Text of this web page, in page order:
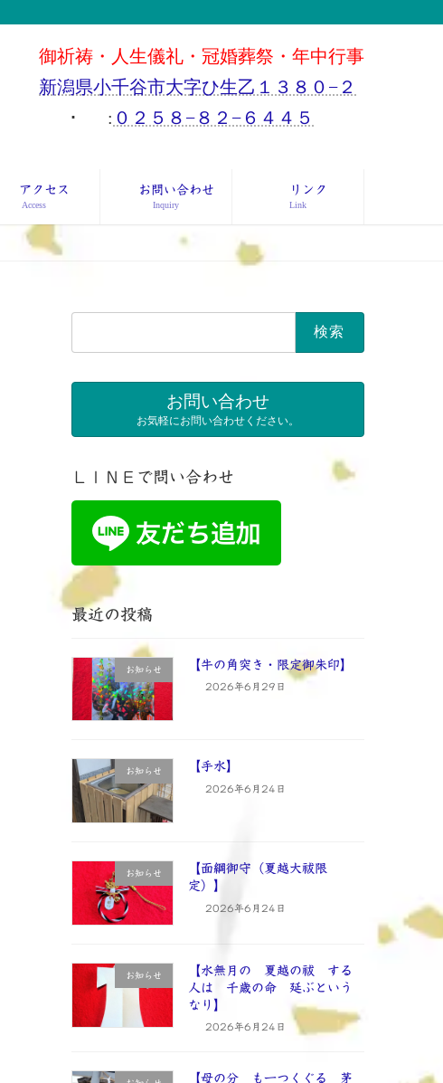
御祈祷・人生儀礼・冠婚葬祭・年中行事
新潟県小千谷市大字ひ生乙１３８０−２
･
: ０２５８−８２−６４４５
アクセス
Access
お問い合わせ
Inquiry
リンク
Link
索:
お問い合わせ
お気軽にお問い合わせください。
ＬＩＮＥで問い合わせ
最近の投稿
お知らせ 【牛の角突き・限定御朱印】
2026年6月29日
お知らせ 【手水】
2026年6月24日
お知らせ
【面綱御守（夏越大祓限
定）】
2026年6月24日
お知らせ
【水無月の 夏越の祓 する
人は 千歳の命 延ぶという
なり】
2026年6月24日
【母の分 も一つくぐる 茅